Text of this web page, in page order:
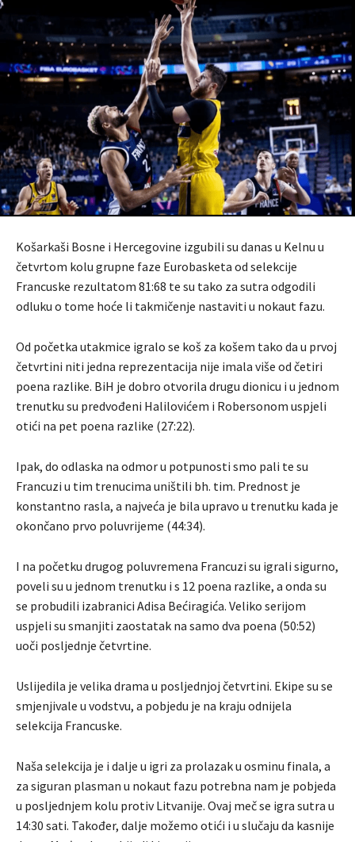
Košarkaši Bosne i Hercegovine izgubili su danas u Kelnu u
četvrtom kolu grupne faze Eurobasketa od selekcije
Francuske rezultatom 81:68 te su tako za sutra odgodili
odluku o tome hoće li takmičenje nastaviti u nokaut fazu.
Od početka utakmice igralo se koš za košem tako da u prvoj
četvrtini niti jedna reprezentacija nije imala više od četiri
poena razlike. BiH je dobro otvorila drugu dionicu i u jednom
trenutku su predvođeni Halilovićem i Robersonom uspjeli
otići na pet poena razlike (27:22).
Ipak, do odlaska na odmor u potpunosti smo pali te su
Francuzi u tim trenucima uništili bh. tim. Prednost je
konstantno rasla, a najveća je bila upravo u trenutku kada je
okončano prvo poluvrijeme (44:34).
I na početku drugog poluvremena Francuzi su igrali sigurno,
poveli su u jednom trenutku i s 12 poena razlike, a onda su
se probudili izabranici Adisa Bećiragića. Veliko serijom
uspjeli su smanjiti zaostatak na samo dva poena (50:52)
uoči posljednje četvrtine.
Uslijedila je velika drama u posljednjoj četvrtini. Ekipe su se
smjenjivale u vodstvu, a pobjedu je na kraju odnijela
selekcija Francuske.
Naša selekcija je i dalje u igri za prolazak u osminu finala, a
za siguran plasman u nokaut fazu potrebna nam je pobjeda
u posljednjem kolu protiv Litvanije. Ovaj meč se igra sutra u
14:30 sati. Također, dalje možemo otići i u slučaju da kasnije